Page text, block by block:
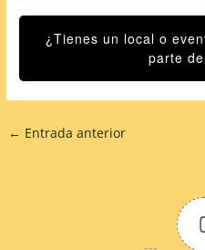
¿Tienes un local o
parte
← Entrada anterior